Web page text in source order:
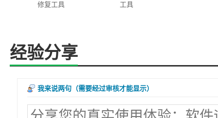
修复工具
工具
经验分享
我来说两句 （需要经过审核才能显示）